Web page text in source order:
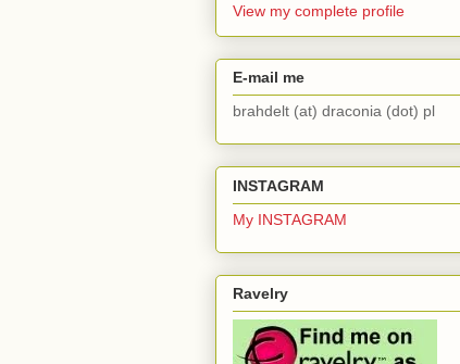
View my complete profile
E-mail me
brahdelt (at) draconia (dot) pl
INSTAGRAM
My INSTAGRAM
Ravelry